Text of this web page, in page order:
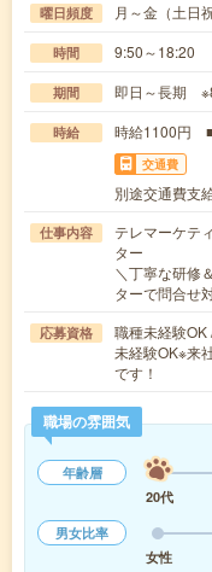
曜日頻度 月～金（土日
時間 9:50～18:20
期間 即日～長期
時給 時給1100円
交通費
別途交通費支
仕事内容
テレマーケテ
ター
＼丁寧な研修
ターで問合せ
応募資格
職種未経験OK
未経験OK※来
です！
職場の雰囲気
年齢層
20代
男女比率
女性